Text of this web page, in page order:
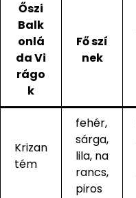
Őszi
Balk
onlá
da Vi
rágo
k
Fő szí
nek
Krizan
tém
fehér,
sárga,
lila, na
rancs,
piros